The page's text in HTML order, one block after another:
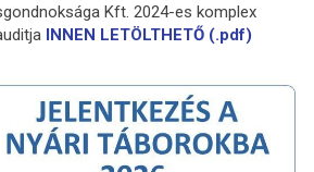
Kft. 2024-es komplex
INNEN LETÖLTHETŐ (.pdf)